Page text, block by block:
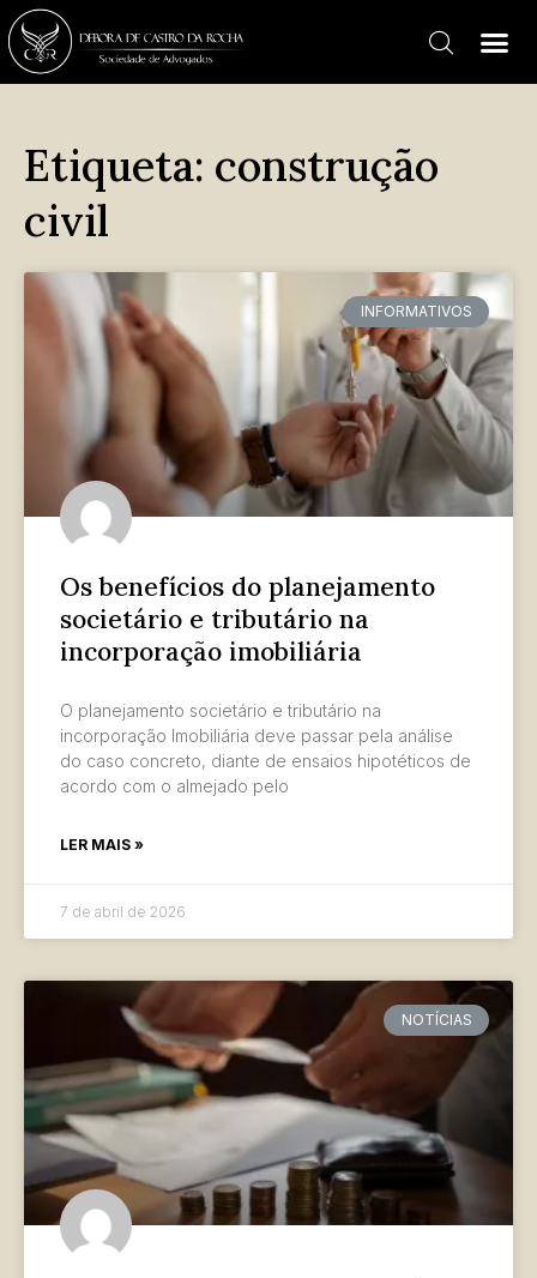
Etiqueta: construção
civil
INFORMATIVOS
Os benefícios do planejamento
societário e tributário na
incorporação imobiliária
O planejamento societário e tributário na
incorporação Imobiliária deve passar pela análise
do caso concreto, diante de ensaios hipotéticos de
acordo com o almejado pelo
LER MAIS »
7 de abril de 2026
NOTÍCIAS